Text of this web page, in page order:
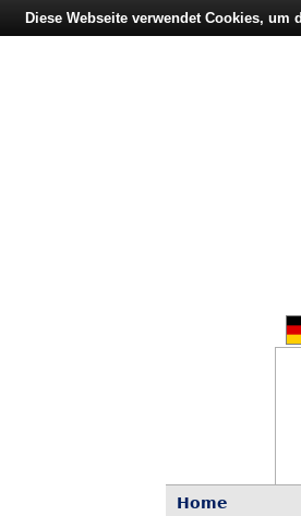
Home
Diese Webseite verwendet Cookies,